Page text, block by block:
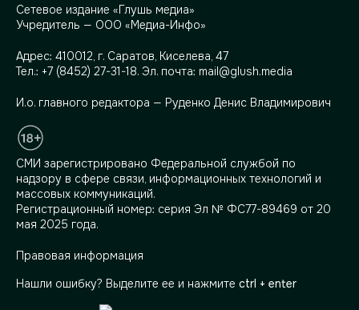
Сетевое издание «Глушь медиа»
Учредитель — ООО «Медиа-Инфо»
Адрес: 410012, г. Саратов, Киселева, 47
Тел.: +7 (8452) 27-31-18. Эл. почта: mail@glush.media
И.о. главного редактора — Руденко Денис Владимирович
СМИ зарегистрировано Федеральной службой по
надзору в сфере связи, информационных технологий и
массовых коммуникаций.
Регистрационный номер: серия Эл № ФС77-89469 от 20
мая 2025 года.
Правовая информация
Нашли ошибку? Выделите ее и нажмите ctrl + enter